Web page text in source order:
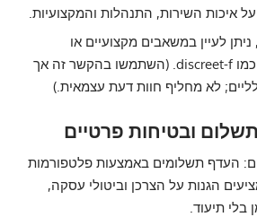
איכות השירות, התנהלות והמקצועיות.
לעיין במשאבים מקצועיים או
discreet-f. (השתמשו בהקשר זה אך
לא מחליף חוות דעת עצמאית.)
ובטיחות פרטיים
העדף תשלומים באמצעות פלטפורמות
הגנות על הצרכן וביטולי עסקה,
תיעוד.